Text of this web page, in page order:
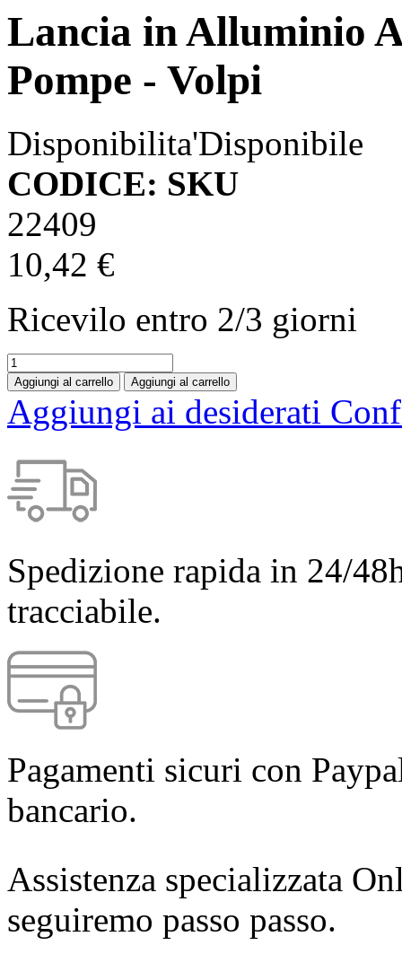
Lancia in Alluminio
Pompe - Volpi
Disponibilita'Disponibile
CODICE: SKU
22409
10,42 €
Ricevilo entro 2/3 giorni
Aggiungi al carrello Aggiungi al carrello
Aggiungi ai desiderati
Spedizione rapida in 24/
tracciabile.
Pagamenti sicuri con
bancario.
Assistenza specializzata
seguiremo passo passo.